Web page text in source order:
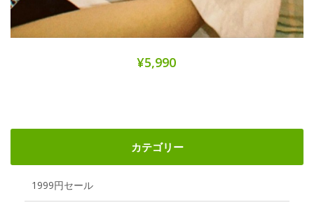
カテゴリー
1999円セール
¥5,990